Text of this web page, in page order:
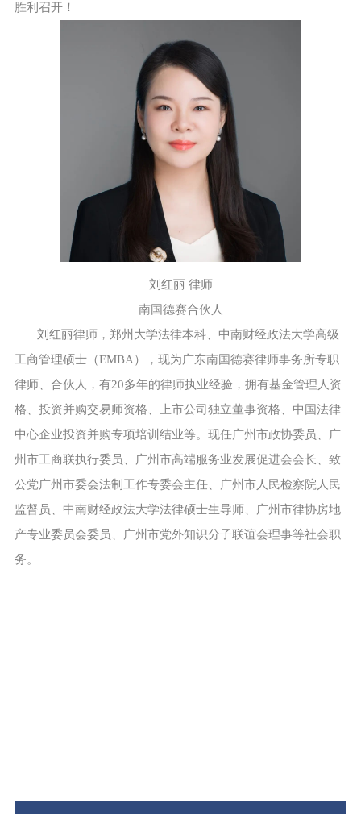
胜利召开！
刘红丽 律师
南国德赛合伙人
刘红丽律师，郑州大学法律本科、中南财经政法大学高级
工商管理硕士（EMBA），现为广东南国德赛律师事务所专职
律师、合伙人，有20多年的律师执业经验，拥有基金管理人资
格、投资并购交易师资格、上市公司独立董事资格、中国法律
中心企业投资并购专项培训结业等。现任广州市政协委员、广
州市工商联执行委员、广州市高端服务业发展促进会会长、致
公党广州市委会法制工作专委会主任、广州市人民检察院人民
监督员、中南财经政法大学法律硕士生导师、广州市律协房地
产专业委员会委员、广州市党外知识分子联谊会理事等社会职
务。